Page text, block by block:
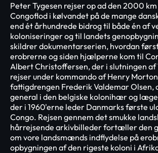
Peter Tygesen rejser op ad den 2000
Congoflod i kølvandet på de mange
end ét århundrede bidrog til både én af
koloniseringer og til landets
skildrer dokumentarserien, hvordan
erobrerne og siden hjælperne kom til
Albert Christoffersen, der i slutningen
rejser under kommando af Henry
fattigdrengen Frederik Valdemar Olsen,
general i den belgiske kolonihær og
der i 1960'erne leder Danmarks første
Congo. Rejsen gennem det smukke
hårrejsende arkivbilleder fortæller den
om vore landsmænds indflydelse på
opbygningen af den rigeste koloni i